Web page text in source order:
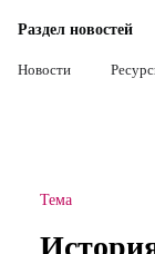
Раздел новостей
Новости
Тема